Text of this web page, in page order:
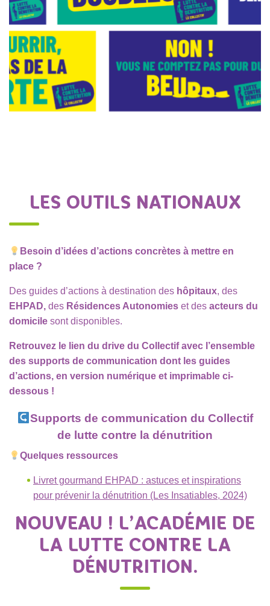
LES OUTILS NATIONAUX
Besoin d’idées d’actions concrètes à mettre en
place ?
Des guides d’actions à destination des hôpitaux, des
EHPAD, des Résidences Autonomies et des acteurs du
domicile sont disponibles.
Retrouvez le lien du drive du Collectif avec l’ensemble
des supports de communication dont les guides
d’actions, en version numérique et imprimable ci-
dessous !
Supports de communication du Collectif
de lutte contre la dénutrition
Quelques ressources
Livret gourmand EHPAD : astuces et inspirations
pour prévenir la dénutrition (Les Insatiables, 2024)
NOUVEAU ! L’ACADÉMIE DE
LA LUTTE CONTRE LA
DÉNUTRITION.